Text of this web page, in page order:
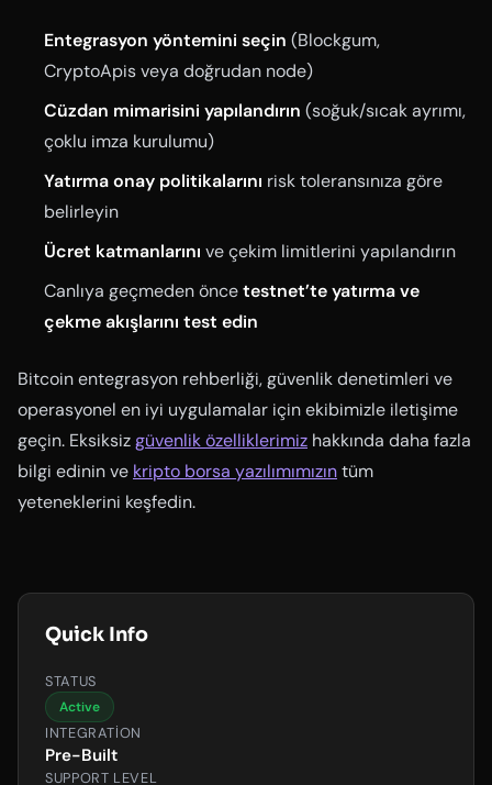
Entegrasyon yöntemini seçin (Blockgum,
CryptoApis veya doğrudan node)
Cüzdan mimarisini yapılandırın (soğuk/sıcak ayrımı,
çoklu imza kurulumu)
Yatırma onay politikalarını risk toleransınıza göre
belirleyin
Ücret katmanlarını ve çekim limitlerini yapılandırın
Canlıya geçmeden öncetestnet’te yatırma ve
çekme akışlarını test edin
Bitcoin entegrasyon rehberliği, güvenlik denetimleri ve
operasyonel en iyi uygulamalar için ekibimizle iletişime
geçin. Eksiksizgüvenlik özelliklerimiz hakkında daha fazla
bilgi edinin ve kripto borsa yazılımımızıntüm
yeteneklerini keşfedin.
Quick Info
STATUS
Active
INTEGRATION
Pre-Built
SUPPORT LEVEL